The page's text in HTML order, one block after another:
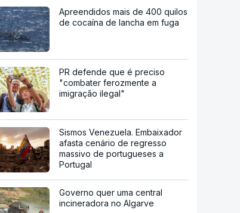
Apreendidos mais de 400 quilos
de cocaína de lancha em fuga
PR defende que é preciso
"combater ferozmente a
imigração ilegal"
Sismos Venezuela. Embaixador
afasta cenário de regresso
massivo de portugueses a
Portugal
Governo quer uma central
incineradora no Algarve